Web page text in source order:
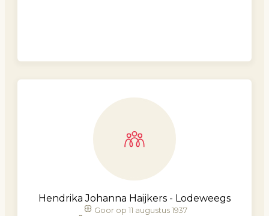
Hendrika Johanna Haijkers - Lodeweegs
Goor op 11 augustus 1937